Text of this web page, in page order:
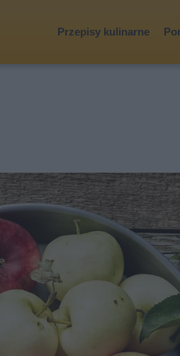
Przepisy kulinarne